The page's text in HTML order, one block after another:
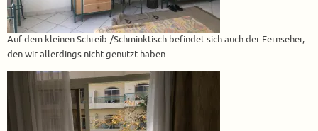
Auf dem kleinen Schreib-/Schminktisch befindet sich auch der Fernseher,
den wir allerdings nicht genutzt haben.